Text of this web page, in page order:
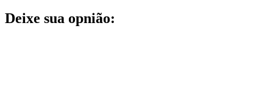
Deixe sua opnião: